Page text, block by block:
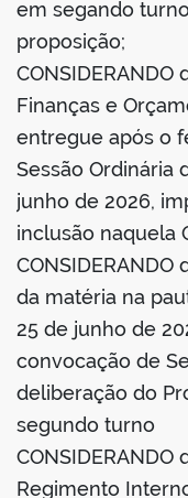
em segando
proposição;
Finanças e
entregue após o
Sessão Ordinária
junho de 2026,
inclusão naquela
da matéria na
25 de junho de
convocação de
deliberação do
segundo turno
Regimento